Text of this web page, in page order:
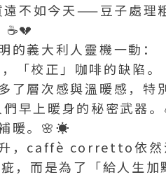
不如今天——豆子處理
義大利人靈機一動：
「校正」咖啡的缺陷。
了層次感與溫暖感，特
上暖身的秘密武器。
暖。🌸☀️
，caffè corretto依然
而是為了「給人生加